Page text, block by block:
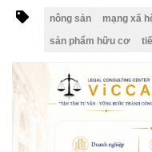
nông sản mạng xã
sản phẩm hữu cơ